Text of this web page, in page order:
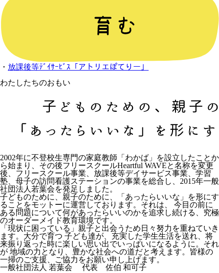
・ 放課後等ﾃﾞｲｻｰﾋﾞｽ「アトリエぽてりー」
わたしたちのおもい
2002年に不登校生専門の家庭教師「わかば」を設立したことか
ら始まり、その後フリースクールHeartful WAVEと名称を変更
後、フリースクール事業、放課後等デイサービス事業、学習
塾、母子の訪問看護ステーションの事業を総合し、2015年一般
社団法人若葉会を発足しました。
子どものために、親子のために、「あったらいいな」を形にす
ることをモットーに運営しております。それは、 今目の前に
ある問題について何があったらいいのかを追求し続ける、究極
のオーダーメイド教育環境です。
「現状に困っている」親子と出会うため日々努力を重ねていき
ます。大分で育つ 子ども達が、充実した学生生活を送れ、将
来振り返った時に楽しい思い出でいっぱいになるように。それ
が 地域の力となり、豊かな社会への道だと考えます。皆様の
一掃のご支援、ご協力をお願い申し上げます。
一般社団法人 若葉会 代表 佐伯 和可子